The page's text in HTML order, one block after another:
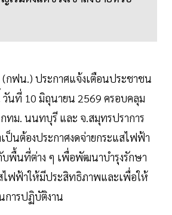
(กฟน.) ประกาศแจ้งเตือนประชาชน
นที่ 10 มิถุนายน 2569 ครอบคลุม
ทม. นนทบุรี และ จ.สมุทรปราการ
นต้องประกาศงดจ่ายกระแสไฟฟ้า
บพื้นที่ต่าง ๆ เพื่อพัฒนาบำรุงรักษา
ไฟฟ้าให้มีประสิทธิภาพและเพื่อให้
การปฏิบัติงาน